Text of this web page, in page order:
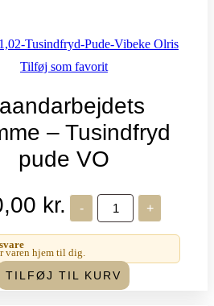
Tilføj som favorit
– Tusindfryd
pude VO
kr. -
Haandarbejdets
Fremme
-
Tusindfryd
VO
antal
+
varen hjem til dig.
TILFØJ TIL KURV